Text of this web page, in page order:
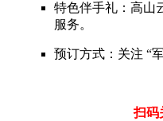
特色伴手礼：高山
服务。
预订方式：关注 “
扫码